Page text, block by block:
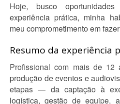
Hoje, busco
experiência prática, minha
meu comprometimento em
Resumo da experiência
Profissional com mais de 12
produção de eventos e
etapas — da captação à
logística, gestão de equipe,